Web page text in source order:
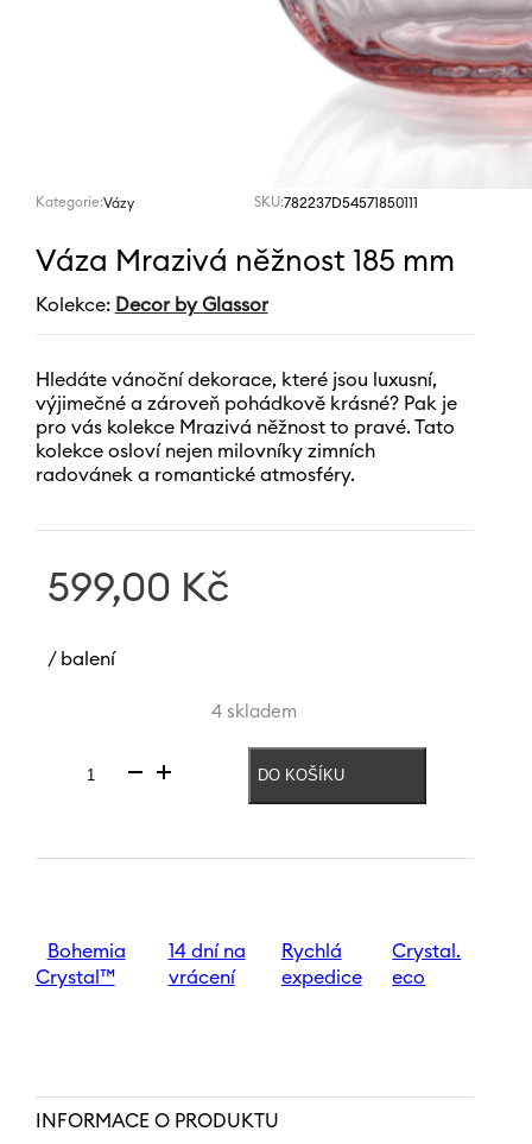
Kategorie:Vázy SKU:782237D54571850111
Váza Mrazivá něžnost 185 mm
Kolekce: Decor by Glassor
Hledáte vánoční dekorace, které jsou luxusní,
výjimečné a zároveň pohádkově krásné? Pak je
pro vás kolekce Mrazivá něžnost to pravé. Tato
kolekce osloví nejen milovníky zimních
radovánek a romantické atmosféry.
599,00 Kč
/ balení
4 skladem
Váza
185
DO KOŠÍKU
Bohemia
Crystal™
14 dní na
vrácení
Rychlá
expedice
Crystal.
eco
INFORMACE O PRODUKTU